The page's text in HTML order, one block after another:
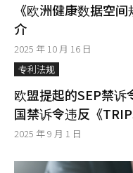
《欧洲健康数据空
介
2025 年 10 月 16 日
专利法规
欧盟提起的SEP禁诉
国禁诉令违反《
2025 年 9 月 1 日